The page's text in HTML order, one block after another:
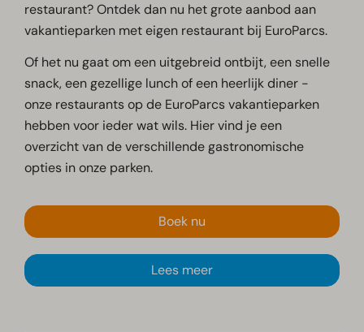
restaurant? Ontdek dan nu het grote aanbod aan
vakantieparken met eigen restaurant bij EuroParcs.
Of het nu gaat om een uitgebreid ontbijt, een snelle
snack, een gezellige lunch of een heerlijk diner -
onze restaurants op de EuroParcs vakantieparken
hebben voor ieder wat wils. Hier vind je een
overzicht van de verschillende gastronomische
opties in onze parken.
Boek nu
Lees meer